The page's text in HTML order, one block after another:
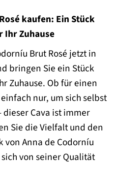
kaufen: Ein Stück
Ihr Zuhause
Brut Rosé jetzt in
bringen Sie ein Stück
Zuhause. Ob für einen
nur, um sich selbst
dieser Cava ist immer
Sie die Vielfalt und den
von Anna de Codorníu
von seiner Qualität